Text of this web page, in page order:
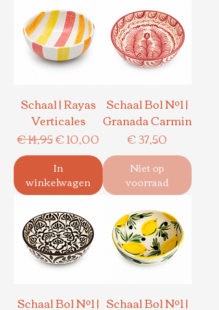
Schaal | Rayas
Verticales
Normale prijs
€ 14,95Verkoopprijs
€ 10,00
In
winkelwagen
Schaal Bol Nº1 |
Granada Carmin
Prijs
€ 37,50
Niet op
voorraad
Schaal Bol Nº1 | Schaal Bol Nº1 |